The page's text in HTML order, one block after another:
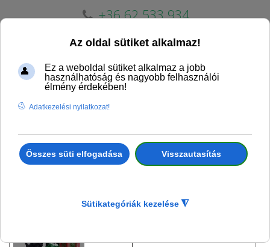
+36 62 533 934
erdogepker@erdogepker.hu